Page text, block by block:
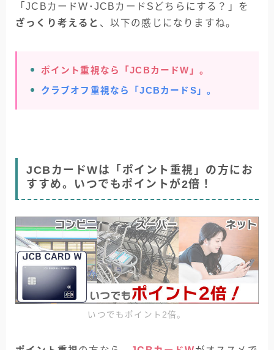
「JCBカードW･JCBカードSどちらにする？」を
ざっくり考えると 、以下の感じになりますね。
ポイント重視なら「JCBカードW」。
クラブオフ重視なら「JCBカードS」。
JCBカードWは「ポイント重視」の方にお
すすめ。いつでもポイントが2倍！
いつでもポイント2倍。